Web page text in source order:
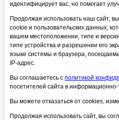
идентифицирует вас, но помогает
Продолжая использовать наш сайт,
cookie и пользовательских данных,
вашем местоположении, типе и
типе устройства и разрешении его
языке системы и браузера,
IP-адрес.
Вы соглашаетесь с политикой
посетителей сайта в
Вы можете отказаться от cookies,
Продолжая использовать сайт, вы